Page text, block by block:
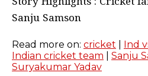
Sanju Samson
Read more on: cricket Ind
Indian cricket team
Sanju
Suryakumar Yadav